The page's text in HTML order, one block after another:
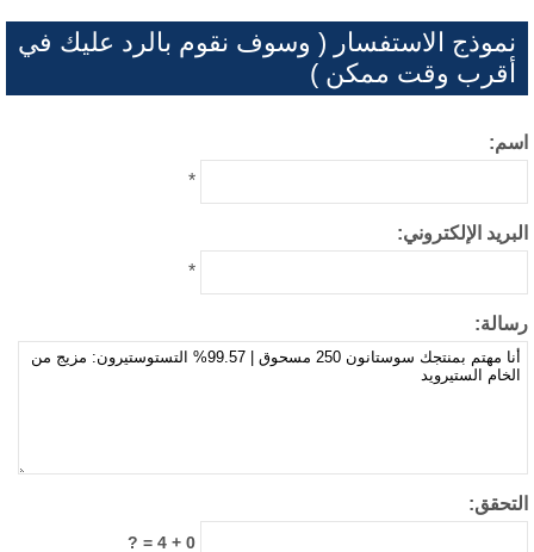
نموذج الاستفسار ( وسوف نقوم بالرد عليك في
أقرب وقت ممكن )
الإلكتروني: